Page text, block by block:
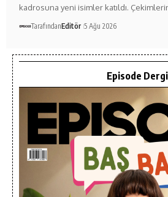
kadrosuna yeni isimler katıldı.
TarafındanEditör 5 Ağu 2026
Episode Dergi